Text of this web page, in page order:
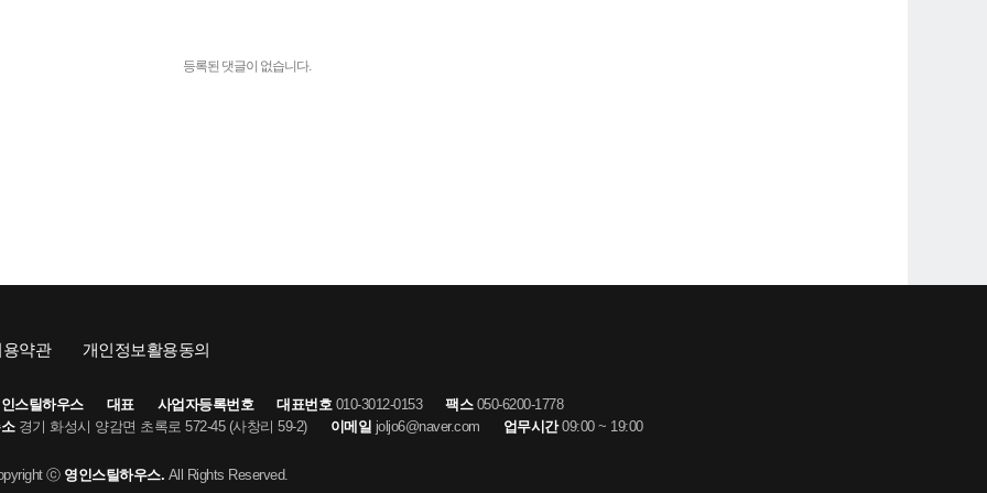
등록된 댓글이 없습니다.
약관 개인정보활용동의
스틸하우스 대표 사업자등록번호 대표번호010-3012-0153 팩스050-6200-1778
경기 화성시 양감면 초록로 572-45 (사창리 59-2) 이메일 joljo6@naver.com 업무시간09:00 ~ 19:00
ⓒ 영인스틸하우스. All Rights Reserved.